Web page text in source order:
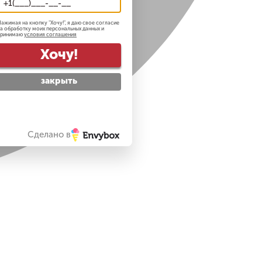
на кнопку "Хочу!", я даю свое согласие
обработку моих персональных данных и
условия соглашения
Хочу!
закрыть
Сделано в